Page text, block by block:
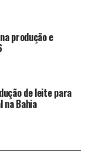
delegacia. Uma
para
da Polícia
sem precisar se
produção e
de leite para
na Bahia